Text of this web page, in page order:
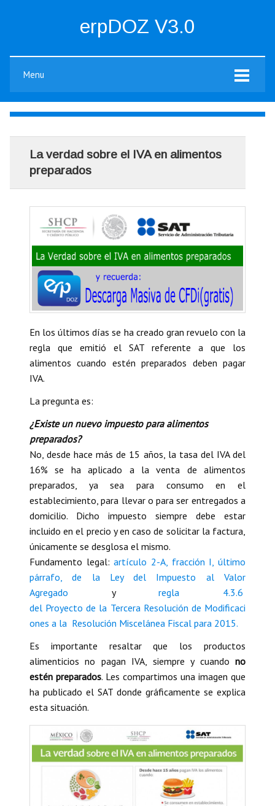
erpDOZ V3.0
Menu
La verdad sobre el IVA en alimentos
preparados
En los últimos días se ha creado gran revuelo con la
regla que emitió el SAT referente a que los
alimentos cuando estén preparados deben pagar
IVA.
La pregunta es:
¿Existe un nuevo impuesto para alimentos
preparados?
No, desde hace más de 15 años, la tasa del IVA del
16% se ha aplicado a la venta de alimentos
preparados, ya sea para consumo en el
establecimiento, para llevar o para ser entregados a
domicilio. Dicho impuesto siempre debe estar
incluido en el precio y en caso de solicitar la factura,
únicamente se desglosa el mismo.
Fundamento legal: artículo 2-A, fracción I, último
párrafo, de la Ley del Impuesto al Valor
Agregado yregla 4.3.6
del Proyecto de la Tercera Resolución de Modificaci
ones a la Resolución Miscelánea Fiscal para 2015.
Es importante resaltar que los productos
alimenticios no pagan IVA, siempre y cuando no
estén preparados. Les compartimos una imagen que
ha publicado el SAT donde gráficamente se explica
esta situación.